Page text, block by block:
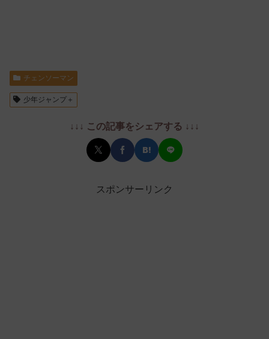
チェンソーマン
少年ジャンプ＋
↓↓↓ この記事をシェアする ↓↓↓
スポンサーリンク